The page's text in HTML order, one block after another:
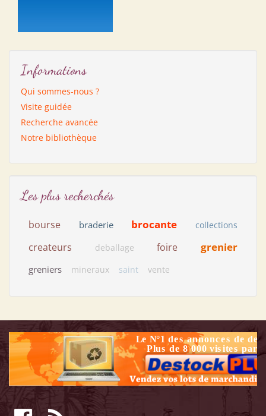
Informations
Qui sommes-nous ?
Visite guidée
Recherche avancée
Notre bibliothèque
Les plus recherchés
bourse braderie brocante collections
createurs deballage foire grenier
greniers mineraux saint vente